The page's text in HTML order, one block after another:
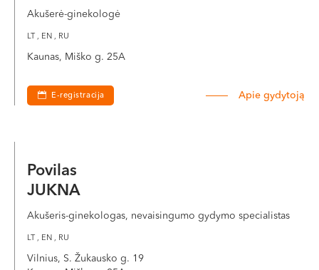
Akušerė-ginekologė
LT , EN , RU
Kaunas, Miško g. 25A
E-registracija Apie gydytoją
Povilas
JUKNA
Akušeris-ginekologas, nevaisingumo gydymo specialistas
LT , EN , RU
Vilnius, S. Žukausko g. 19